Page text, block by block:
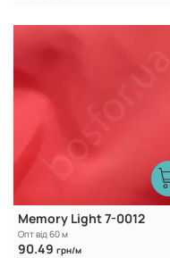
Memory Light 7-0012
Опт від 60 м
90.49 грн/м